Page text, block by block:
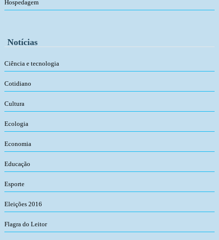
Hospedagem
Notícias
Ciência e tecnologia
Cotidiano
Cultura
Ecologia
Economia
Educação
Esporte
Eleições 2016
Flagra do Leitor